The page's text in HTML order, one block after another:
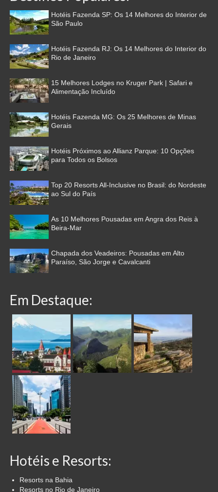
Hotéis Fazenda SP: Os 14 Melhores do Interior de
São Paulo
Hotéis Fazenda RJ: Os 14 Melhores do Interior do
Rio de Janeiro
15 Melhores Lodges no Kruger Park | Safari e
Alimentação Incluído
Hotéis Fazenda MG: Os 25 Melhores de Minas
Gerais
Hotéis Próximos ao Allianz Parque: 10 Opções
para Todos os Bolsos
Top 20 Resorts All-Inclusive no Brasil: do Nordeste
ao Sul do País
As 10 Melhores Pousadas em Angra dos Reis à
Beira-Mar
Chapada dos Veadeiros: Pousadas em Alto
Paraíso, São Jorge e Cavalcanti
Em Destaque:
Hotéis e Resorts:
Resorts na Bahia
Resorts no Rio de Janeiro